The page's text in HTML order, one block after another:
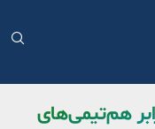
هم‌تیمی‌های